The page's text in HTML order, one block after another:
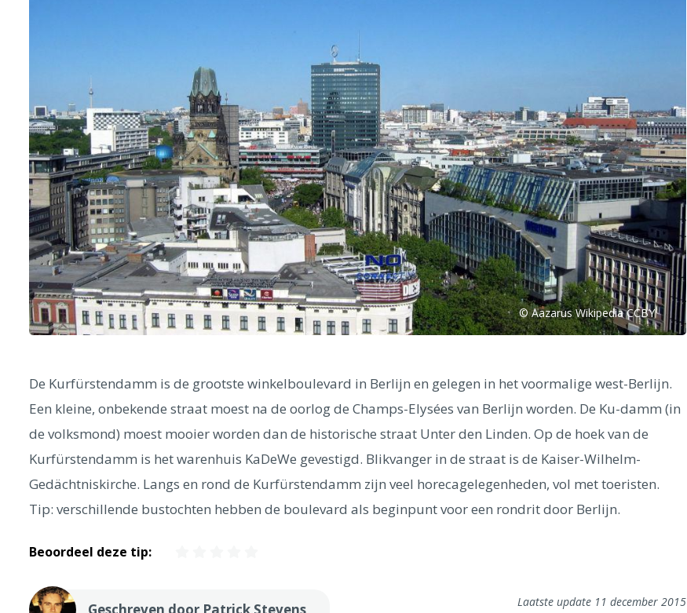
© Aazarus Wikipedia CCBY
De Kurfürstendamm is de grootste winkelboulevard in Berlijn en gelegen in het voormalige west-Berlijn.
Een kleine, onbekende straat moest na de oorlog de Champs-Elysées van Berlijn worden. De Ku-damm (in
de volksmond) moest mooier worden dan de historische straat Unter den Linden. Op de hoek van de
Kurfürstendamm is het warenhuis KaDeWe gevestigd. Blikvanger in de straat is de Kaiser-Wilhelm-
Gedächtniskirche. Langs en rond de Kurfürstendamm zijn veel horecagelegenheden, vol met toeristen.
Tip: verschillende bustochten hebben de boulevard als beginpunt voor een rondrit door Berlijn.
Beoordeel deze tip:
Laatste update 11 december 2015